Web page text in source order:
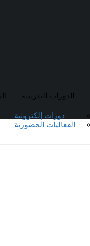
الدورات التدريبية
دورات إلكترونية
الفعاليات الحضورية